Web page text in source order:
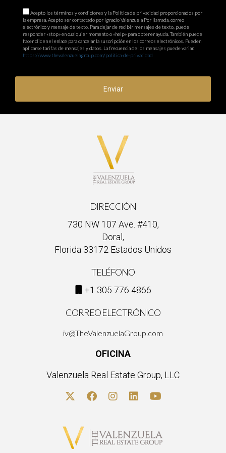
Acepto los términos y condiciones y la Política de privacidad proporcionados por
la empresa. Acepto ser contactado por Ignacio Valenzuela Por llamada, correo
electrónico y mensaje de texto. Para dejar de recibir mensajes de texto, puede
responder «stop» en cualquier momento o «help» para obtener ayuda. También puede
hacer clic en el enlace para cancelar la suscripción en los correos electrónicos. Pueden
aplicarse tarifas de mensajes y datos. La frecuencia de los mensajes puede variar.
https://www.thevalenzuelagroup.com/politica-de-privacidad
Enviar
DIRECCIÓN
730 NW 107 Ave. #410,
Doral,
Florida 33172 Estados Unidos
TELÉFONO
+1 305 776 4866
CORREO ELECTRÓNICO
iv@TheValenzuelaGroup.com
OFICINA
Valenzuela Real Estate Group, LLC